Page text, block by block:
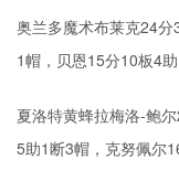
奥兰多魔术布莱克24
1帽，贝恩15分10板4助
夏洛特黄蜂拉梅洛-鲍
5助1断3帽，克努佩尔